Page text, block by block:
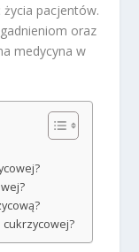
pacjentów.
oraz
medycyna w
cukrzycowej?